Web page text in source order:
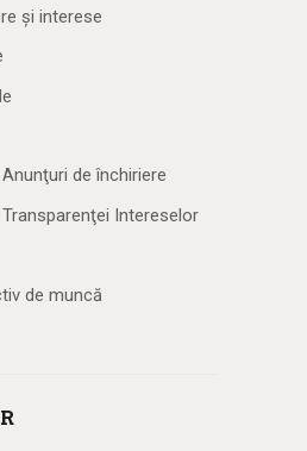
și interese
de închiriere
Intereselor
de muncă